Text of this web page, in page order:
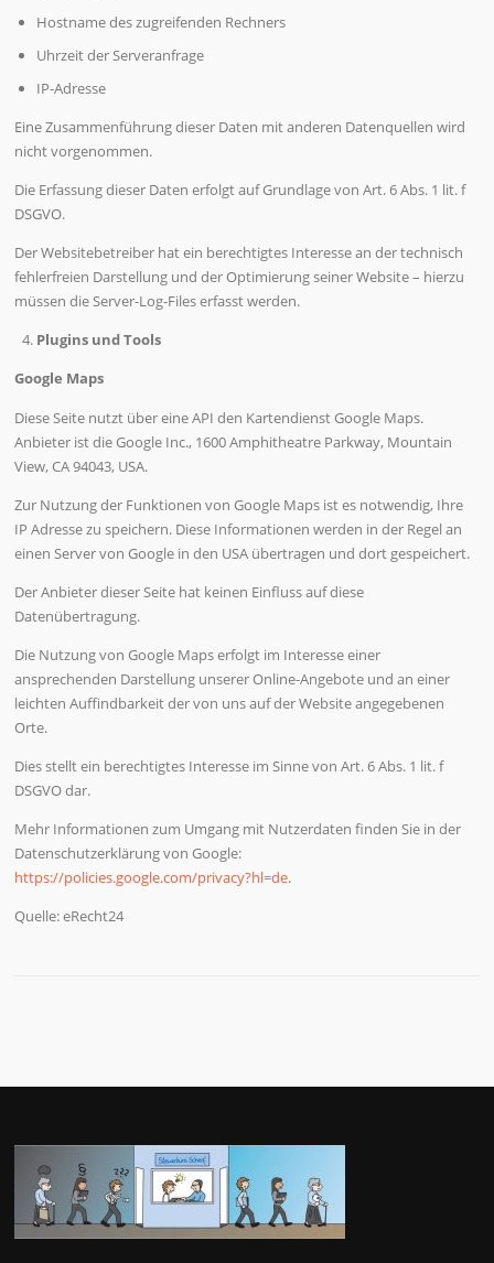
Hostname des zugreifenden Rechners
Uhrzeit der Serveranfrage
IP-Adresse
Eine Zusammenführung dieser Daten mit anderen Datenquellen wird
nicht vorgenommen.
Die Erfassung dieser Daten erfolgt auf Grundlage von Art. 6 Abs. 1 lit. f
DSGVO.
Der Websitebetreiber hat ein berechtigtes Interesse an der technisch
fehlerfreien Darstellung und der Optimierung seiner Website – hierzu
müssen die Server-Log-Files erfasst werden.
Plugins und Tools
Google Maps
Diese Seite nutzt über eine API den Kartendienst Google Maps.
Anbieter ist die Google Inc., 1600 Amphitheatre Parkway, Mountain
View, CA 94043, USA.
Zur Nutzung der Funktionen von Google Maps ist es notwendig, Ihre
IP Adresse zu speichern. Diese Informationen werden in der Regel an
einen Server von Google in den USA übertragen und dort gespeichert.
Der Anbieter dieser Seite hat keinen Einfluss auf diese
Datenübertragung.
Die Nutzung von Google Maps erfolgt im Interesse einer
ansprechenden Darstellung unserer Online-Angebote und an einer
leichten Auffindbarkeit der von uns auf der Website angegebenen
Orte.
Dies stellt ein berechtigtes Interesse im Sinne von Art. 6 Abs. 1 lit. f
DSGVO dar.
Mehr Informationen zum Umgang mit Nutzerdaten finden Sie in der
Datenschutzerklärung von Google:
https://policies.google.com/privacy?hl=de.
Quelle: eRecht24